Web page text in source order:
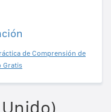
de Comprensión de
Gratis